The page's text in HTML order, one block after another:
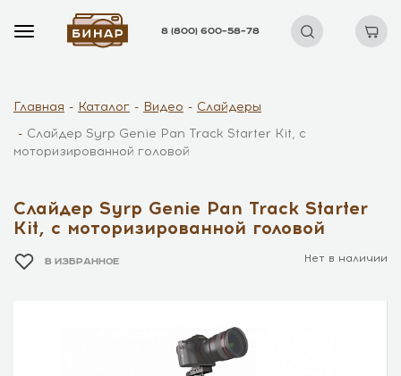
8 (800) 600–58–78
Главная Каталог Видео
Слайдеры
Слайдер Syrp Genie Pan Track Starter Kit, с
моторизированной головой
Слайдер Syrp Genie Pan Track Starter
Kit, с моторизированной головой
В ИЗБРАННОЕ Нет в наличии